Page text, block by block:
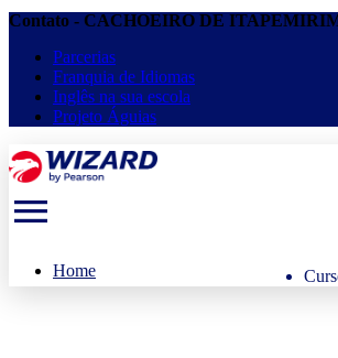
Contato - CACHOEIRO DE
Parcerias
Franquia de Idiomas
Inglês na sua escola
Projeto Águias
menu
Home